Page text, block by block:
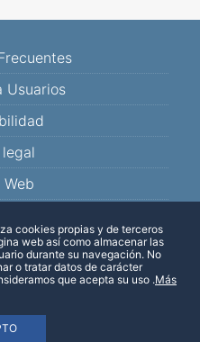
Usuarios
Web
cookies propias y de terceros
web así como almacenar las
durante su navegación. No
o tratar datos de carácter
que acepta su uso .Más